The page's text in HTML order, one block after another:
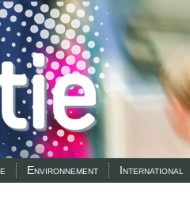
Environnement International